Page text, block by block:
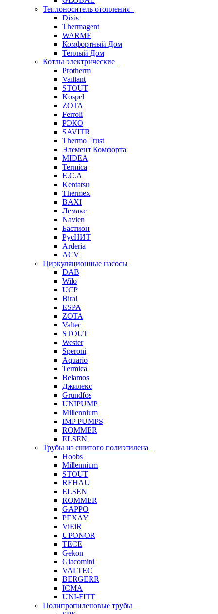
Теплоноситель отопления
Dixis
Thermagent
WARME
Комфортный Дом
Теплый Дом
Котлы электрические
Protherm
Vaillant
STOUT
Kospel
ZOTA
Ferroli
РЭКО
SAVITR
Thermo Trust
Элемент Комфорта
MIDEA
Termica
E.C.A
Kentatsu
Thermex
BAXI
Лемакс
Navien
Бастион
РусНИТ
Arderia
ACV
Циркуляционные насосы
DAB
Wilo
UCP
Biral
ESPA
ZOTA
Valtec
STOUT
Wester
Speroni
Aquario
Termica
Belamos
Джилекс
Grundfos
UNIPUMP
Millennium
IMP PUMPS
ROMMER
ELSEN
Трубы из сшитого полиэтилена
Hoobs
Millennium
STOUT
REHAU
ELSEN
ROMMER
GAPPO
РЕХАУ
ViEiR
UPONOR
TECE
Gekon
Giacomini
VALTEC
BERGERR
ICMA
UNI-FITT
Полипропиленовые трубы